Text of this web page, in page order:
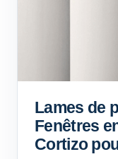
Lames de
Fenêtres
Cortizo